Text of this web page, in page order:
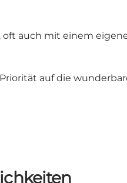
auch mit einem
auf die